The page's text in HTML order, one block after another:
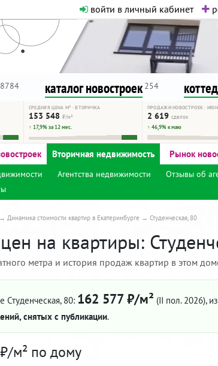
войти в личный кабинет
Никакого шок-
как он помогает вам.
8784 каталог новостроек 254
СРЕДНЯЯ ЦЕНА М² · ВТОРИЧКА
153 548 ₽/м²
↑ 17,9% за 12 мес.
ПРОДАЖИ НОВОСТРОЕК ·
2 619 сделок
↑ 46,9% к маю
Вторичная недвижимость Рынок
Агентства недвижимости Отзывы об
Динамика стоимости квартир в Екатеринбурге Студенческая, 80
на квартиры:
метра и история продаж квартир в этом
Студенческая, 80: 162 577 ₽/м² (II пол. 2026),
снятых с публикации.
м² по дому